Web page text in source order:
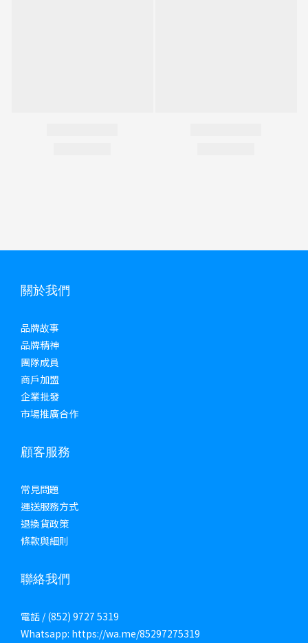
關於我們
品牌故事
品牌精神
團隊成員
商戶加盟
企業批發
市場推廣合作
顧客服務
常見問題
運送服務方式
退換貨政策
條款與細則
聯絡我們
電話 / (852) 9727 5319
Whatsapp: https://wa.me/85297275319